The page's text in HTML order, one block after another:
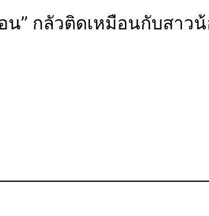
” กลัวติดเหมือนกับสาว